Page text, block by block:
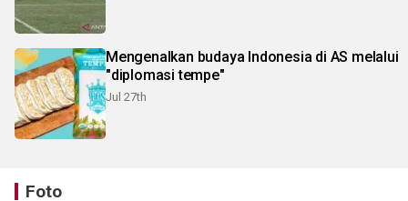
Mengenalkan budaya Indonesia di AS melalui
"diplomasi tempe"
Jul 27th
Foto